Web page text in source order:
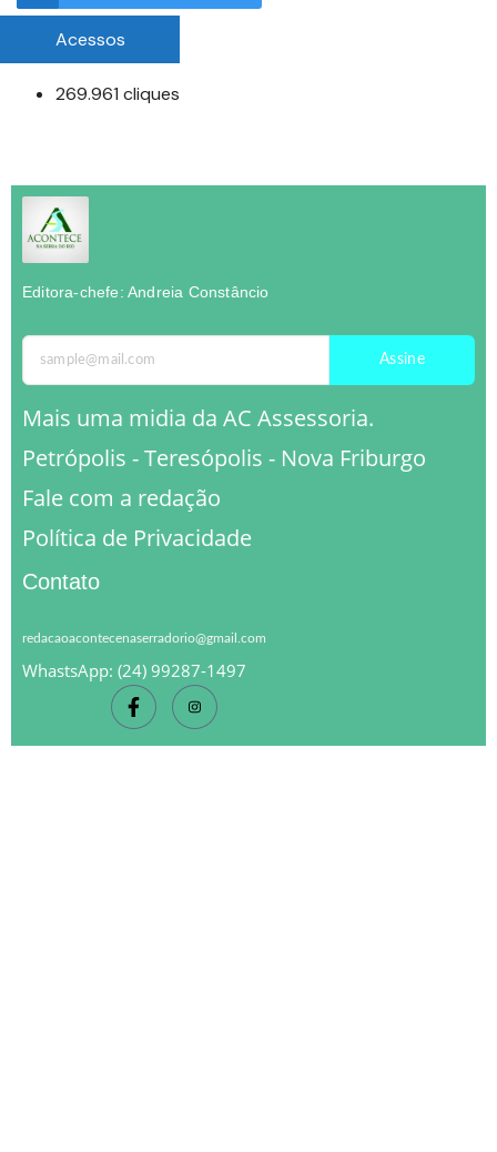
Acessos
269.961 cliques
Editora-chefe: Andreia Constâncio
Assine
Mais uma midia da AC Assessoria.
Petrópolis - Teresópolis - Nova Friburgo
Fale com a redação
Política de Privacidade
Contato
redacaoacontecenaserradorio@gmail.com
WhastsApp: (24) 99287-1497